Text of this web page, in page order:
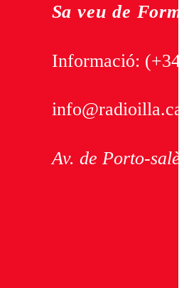
Sa veu de
Informació:
Av. de Porto-